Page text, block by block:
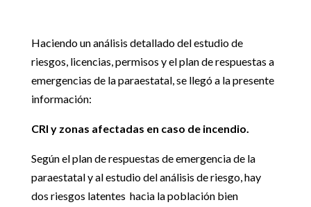
Haciendo un análisis detallado del estudio de
riesgos, licencias, permisos y el plan de respuestas a
emergencias de la paraestatal, se llegó a la presente
información:
CRI y zonas afectadas en caso de incendio.
Según el plan de respuestas de emergencia de la
paraestatal y al estudio del análisis de riesgo, hay
dos riesgos latentes hacia la población bien